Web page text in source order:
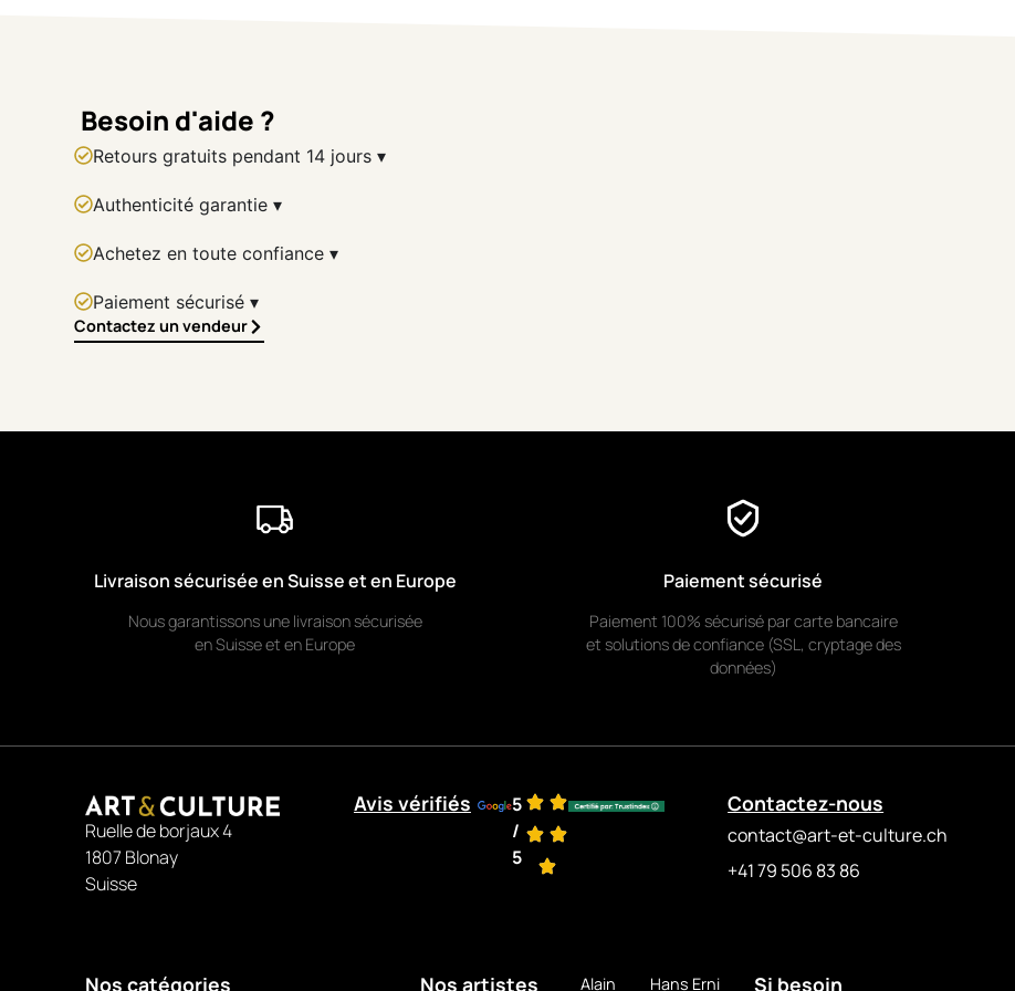
Acryl auf Leinwand
Zeitgenössische abstrakte Meeresmalerei
Beschreibung
Ausdrucksstarke Blautöne und lebendige Strukturen vermitteln
Dynamik, Freiheit und die natürliche Energie der Wellen.
Besoin d'aide ?
Retours gratuits pendant 14 jours ▾
Authenticité garantie ▾
Achetez en toute confiance ▾
Paiement sécurisé ▾
Contactez un vendeur
Livraison sécurisée en Suisse et en Europe
Nous garantissons une livraison sécurisée
en Suisse et en Europe
Paiement sécurisé
Paiement 100% sécurisé par carte bancaire
et solutions de confiance (SSL, cryptage des
données)
Ruelle de borjaux 4
1807 Blonay
Suisse
Avis vérifiés
5
/
5
Contactez-nous
contact@art-et-culture.ch
+41 79 506 83 86
Nos catégories Nos artistes Alain Hans Erni Si besoin